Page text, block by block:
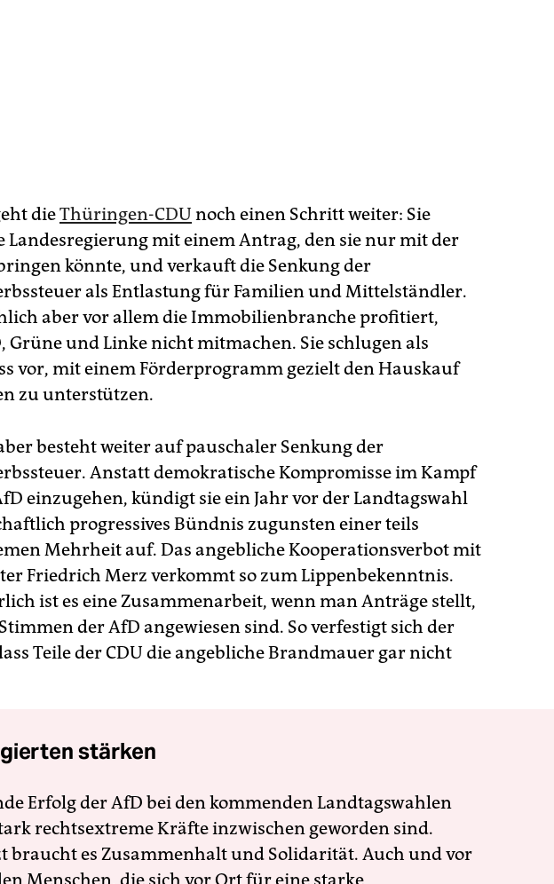
dieThüringen-CDU noch einen Schritt weiter: Sie
Landesregierung mit einem Antrag, den sie nur mit der
könnte, und verkauft die Senkung der
als Entlastung für Familien und Mittelständler.
aber vor allem die Immobilienbranche profitiert,
Grüne und Linke nicht mitmachen. Sie schlugen als
vor, mit einem Förderprogramm gezielt den Hauskauf
zu unterstützen.
besteht weiter auf pauschaler Senkung der
Anstatt demokratische Kompromisse im Kampf
einzugehen, kündigt sie ein Jahr vor der Landtagswahl
progressives Bündnis zugunsten einer teils
Mehrheit auf. Das angebliche Kooperationsverbot mit
Friedrich Merz verkommt so zum Lippenbekenntnis.
ist es eine Zusammenarbeit, wenn man Anträge stellt,
der AfD angewiesen sind. So verfestigt sich der
Teile der CDU die angebliche Brandmauer gar nicht
stärken
Erfolg der AfD bei den kommenden Landtagswahlen
rechtsextreme Kräfte inzwischen geworden sind.
braucht es Zusammenhalt und Solidarität. Auch und vor